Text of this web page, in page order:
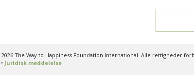
The Way to Happiness Foundation International. Alle rettigheder
Juridisk meddelelse